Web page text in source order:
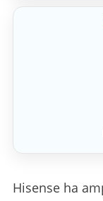
Hisense ha